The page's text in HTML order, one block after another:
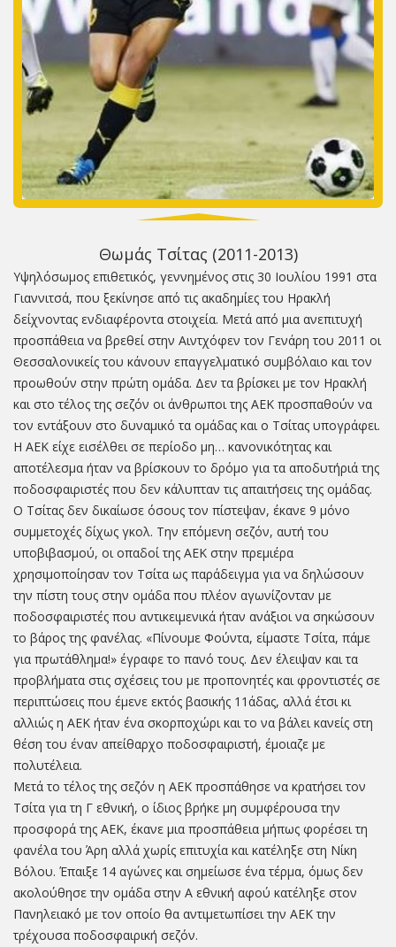
Θωμάς Τσίτας (2011-2013)
Υψηλόσωμος επιθετικός, γεννημένος στις 30 Ιουλίου 1991 στα
Γιαννιτσά, που ξεκίνησε από τις ακαδημίες του Ηρακλή
δείχνοντας ενδιαφέροντα στοιχεία. Μετά από μια ανεπιτυχή
προσπάθεια να βρεθεί στην Αιντχόφεν τον Γενάρη του 2011 οι
Θεσσαλονικείς του κάνουν επαγγελματικό συμβόλαιο και τον
προωθούν στην πρώτη ομάδα. Δεν τα βρίσκει με τον Ηρακλή
και στο τέλος της σεζόν οι άνθρωποι της ΑΕΚ προσπαθούν να
τον εντάξουν στο δυναμικό τα ομάδας και ο Τσίτας υπογράφει.
Η ΑΕΚ είχε εισέλθει σε περίοδο μη… κανονικότητας και
αποτέλεσμα ήταν να βρίσκουν το δρόμο για τα αποδυτήριά της
ποδοσφαιριστές που δεν κάλυπταν τις απαιτήσεις της ομάδας.
Ο Τσίτας δεν δικαίωσε όσους τον πίστεψαν, έκανε 9 μόνο
συμμετοχές δίχως γκολ. Την επόμενη σεζόν, αυτή του
υποβιβασμού, οι οπαδοί της ΑΕΚ στην πρεμιέρα
χρησιμοποίησαν τον Τσίτα ως παράδειγμα για να δηλώσουν
την πίστη τους στην ομάδα που πλέον αγωνίζονταν με
ποδοσφαιριστές που αντικειμενικά ήταν ανάξιοι να σηκώσουν
το βάρος της φανέλας. «Πίνουμε Φούντα, είμαστε Τσίτα, πάμε
για πρωτάθλημα!» έγραφε το πανό τους. Δεν έλειψαν και τα
προβλήματα στις σχέσεις του με προπονητές και φροντιστές σε
περιπτώσεις που έμενε εκτός βασικής 11άδας, αλλά έτσι κι
αλλιώς η ΑΕΚ ήταν ένα σκορποχώρι και το να βάλει κανείς στη
θέση του έναν απείθαρχο ποδοσφαιριστή, έμοιαζε με
πολυτέλεια.
Μετά το τέλος της σεζόν η ΑΕΚ προσπάθησε να κρατήσει τον
Τσίτα για τη Γ εθνική, ο ίδιος βρήκε μη συμφέρουσα την
προσφορά της ΑΕΚ, έκανε μια προσπάθεια μήπως φορέσει τη
φανέλα του Άρη αλλά χωρίς επιτυχία και κατέληξε στη Νίκη
Βόλου. Έπαιξε 14 αγώνες και σημείωσε ένα τέρμα, όμως δεν
ακολούθησε την ομάδα στην Α εθνική αφού κατέληξε στον
Πανηλειακό με τον οποίο θα αντιμετωπίσει την ΑΕΚ την
τρέχουσα ποδοσφαιρική σεζόν.